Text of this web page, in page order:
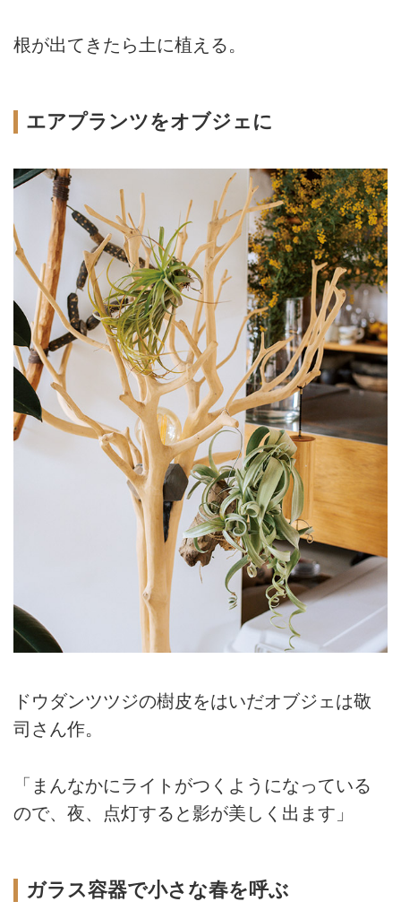
根が出てきたら土に植える。
エアプランツをオブジェに
ドウダンツツジの樹皮をはいだオブジェは敬
司さん作。
「まんなかにライトがつくようになっている
ので、夜、点灯すると影が美しく出ます」
ガラス容器で小さな春を呼ぶ